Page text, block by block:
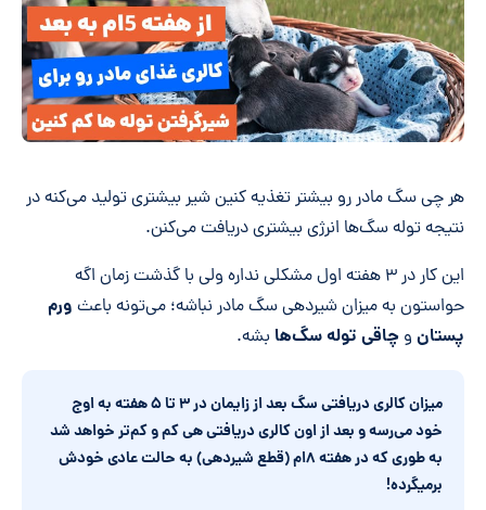
هر چی سگ مادر رو بیشتر تغذیه کنین شیر بیشتری تولید می‌کنه در
نتیجه توله سگ‌ها انرژی بیشتری دریافت می‌کنن.
این کار در ۳ هفته اول مشکلی نداره ولی با گذشت زمان اگه
حواستون به میزان شیردهی سگ مادر نباشه؛ می‌تونه باعث ورم
پستان و چاقی توله سگها بشه.
میزان کالری دریافتی سگ بعد از زایمان در ۳ تا ۵ هفته به اوج
خود می‌رسه و بعد از اون کالری دریافتی هی کم و کم‌تر خواهد شد
به طوری که در هفته ۸‌ام (قطع شیردهی) به حالت عادی خودش
برمیگرده!